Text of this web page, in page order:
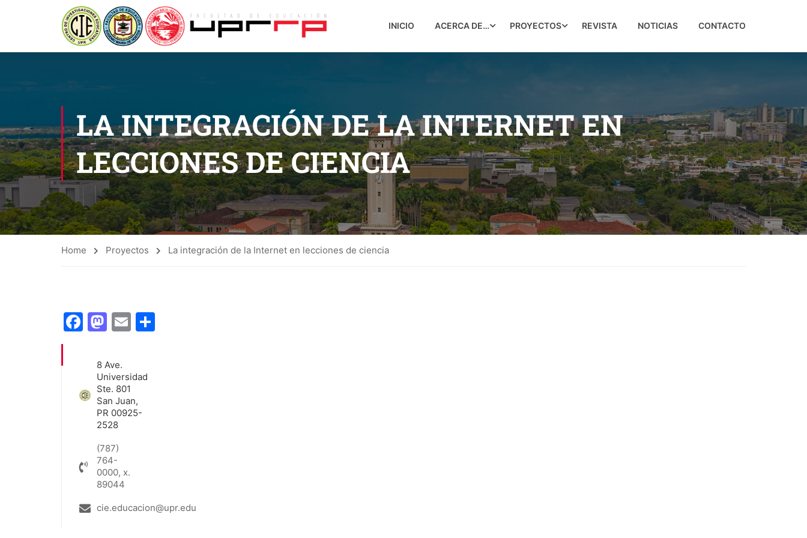
INICIO ACERCA DE… PROYECTOS REVISTA NOTICIAS CONTACTO
LA INTEGRACIÓN DE LA INTERNET EN
LECCIONES DE CIENCIA
Home Proyectos La integración de la Internet en lecciones de ciencia
Facebook
Mastodon
Email
8 Ave.
Universidad
Ste. 801
San Juan,
PR 00925-
2528
(787)
764-
0000, x.
89044
cie.educacion@upr.edu